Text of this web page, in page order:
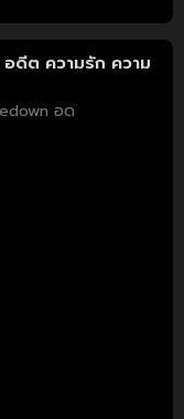
ดีต ความรัก ความ
อด